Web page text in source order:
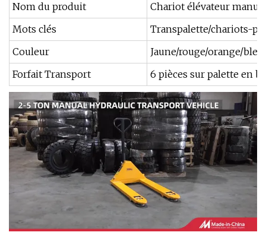
Nom du produit
Chariot élévateur
Mots clés
Transpalette/chariots-
Couleur
Jaune/rouge/orange/
Forfait Transport
6 pièces sur palette en